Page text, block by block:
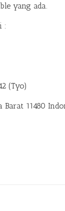
yang ada.
:
(Tyo)
Barat 11480